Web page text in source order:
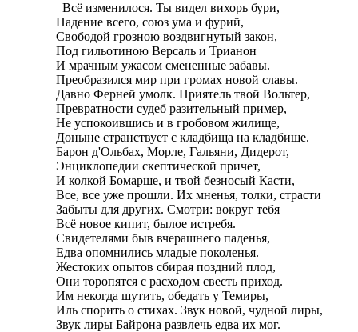
  Всё изменилося. Ты видел вихорь бури,
Падение всего, союз ума и фурий,
Свободой грозною воздвигнутый закон,
Под гильотиною Версаль и Трианон
И мрачным ужасом смененные забавы.
Преобразился мир при громах новой славы.
Давно Ферней умолк. Приятель твой Вольтер,
Превратности судеб разительный пример,
Не успокоившись и в гробовом жилище,
Доныне странствует с кладбища на кладбище.
Барон д'Ольбах, Морле, Гальяни, Дидерот,
Энциклопедии скептической причет,
И колкой Бомарше, и твой безносый Касти,
Все, все уже прошли. Их мненья, толки, страсти
Забыты для других. Смотри: вокруг тебя
Всё новое кипит, былое истребя.
Свидетелями быв вчерашнего паденья,
Едва опомнились младые поколенья.
Жестоких опытов сбирая поздний плод,
Они торопятся с расходом свесть приход.
Им некогда шутить, обедать у Темиры,
Иль спорить о стихах. Звук новой, чудной лиры,
Звук лиры Байрона развлечь едва их мог.